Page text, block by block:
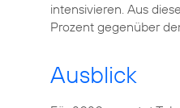
intensivieren. Aus
Prozent gegenüber
Ausblick